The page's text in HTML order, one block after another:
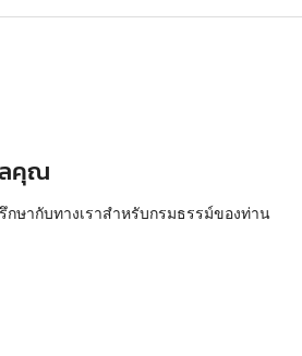
ลคุณ
ษากับทางเราสำหรับกรมธรรม์ของท่าน